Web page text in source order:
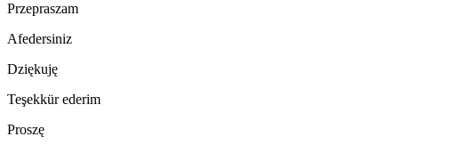
Przepraszam
Afedersiniz
Dziękuję
Teşekkür ederim
Proszę